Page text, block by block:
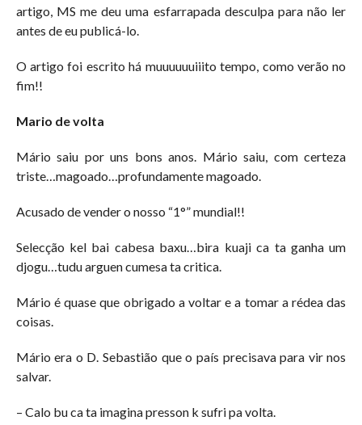
artigo, MS me deu uma esfarrapada desculpa para não ler
antes de eu publicá-lo.
O artigo foi escrito há muuuuuuiiito tempo, como verão no
fim!!
Mario de volta
Mário saiu por uns bons anos. Mário saiu, com certeza
triste…magoado…profundamente magoado.
Acusado de vender o nosso “1°” mundial!!
Selecção kel bai cabesa baxu…bira kuaji ca ta ganha um
djogu…tudu arguen cumesa ta critica.
Mário é quase que obrigado a voltar e a tomar a rédea das
coisas.
Mário era o D. Sebastião que o país precisava para vir nos
salvar.
– Calo bu ca ta imagina presson k sufri pa volta.